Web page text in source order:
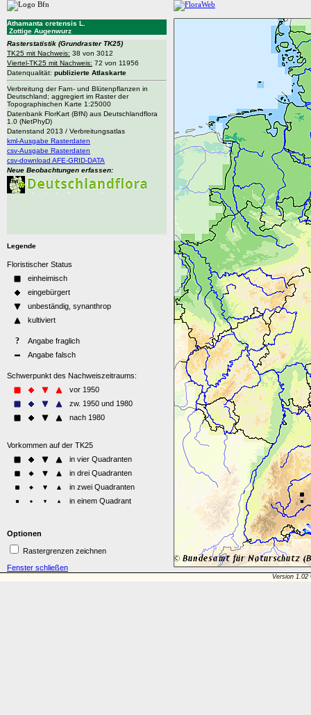
Athamanta cretensis L.
Zottige Augenwurz
Rasterstatistik (Grundraster TK25)
TK25 mit Nachweis: 38 von 3012
Viertel-TK25 mit Nachweis: 72 von 11956
Datenqualität: publizierte Atlaskarte
Verbreitung der Farn- und Blütenpflanzen in
Deutschland; aggregiert im Raster der
Topographischen Karte 1:25000
Datenbank FlorKart (BfN) aus Deutschlandflora
1.0 (NetPhyD)
Datenstand 2013 / Verbreitungsatlas
kml-Ausgabe Rasterdaten
csv-Ausgabe Rasterdaten
csv-download AFE-GRID-DATA
Neue Beobachtungen erfassen:
Legende
Optionen
Rastergrenzen zeichnen
Fenster schließen
Version